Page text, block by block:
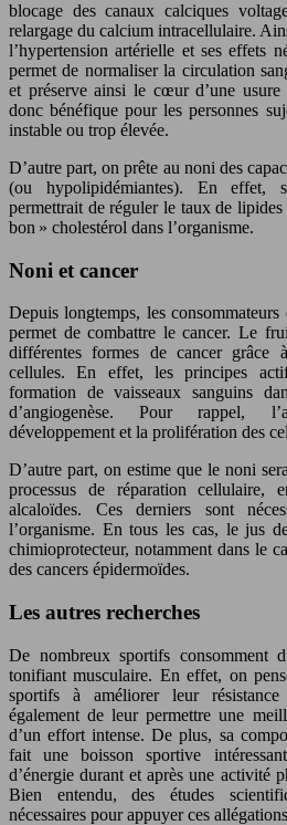
blocage des canaux calciques
relargage du calcium intracellulaire.
l’hypertension artérielle et ses effets
permet de normaliser la circulation
et préserve ainsi le cœur d’une
donc bénéfique pour les personnes
instable ou trop élevée.
D’autre part, on prête au noni des
(ou hypolipidémiantes). En effet,
permettrait de réguler le taux de
bon » cholestérol dans l’organisme.
Noni et cancer
Depuis longtemps, les
permet de combattre le cancer. Le
différentes formes de cancer
cellules. En effet, les principes
formation de vaisseaux sanguins
d’angiogenèse. Pour rappel,
développement et la prolifération des
D’autre part, on estime que le noni
processus de réparation
alcaloïdes. Ces derniers sont
l’organisme. En tous les cas, le jus
chimioprotecteur, notamment dans le
des cancers épidermoïdes.
Les autres recherches
De nombreux sportifs
tonifiant musculaire. En effet, on
sportifs à améliorer leur
également de leur permettre une
d’un effort intense. De plus, sa
fait une boisson sportive
d’énergie durant et après une activité
Bien entendu, des études
nécessaires pour appuyer ces